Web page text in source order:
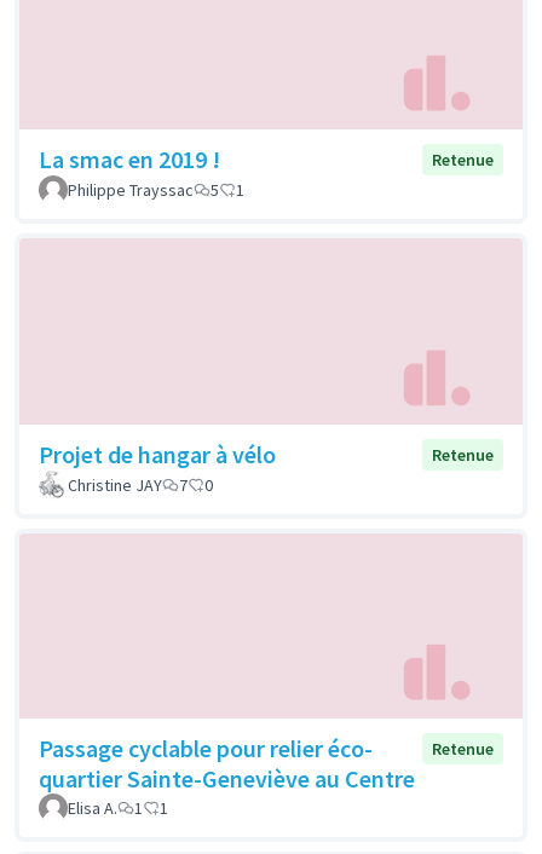
La smac en 2019 !
Retenue
Philippe Trayssac
5 1
Projet de hangar à vélo
Retenue
Christine JAY
7 0
Passage cyclable pour relier éco-
quartier Sainte-Geneviève au Centre
Retenue
Elisa A. 1 1